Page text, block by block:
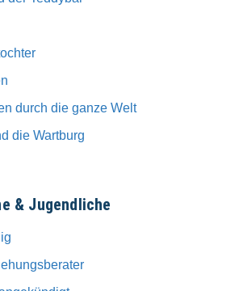
durch die ganze Welt
die Wartburg
& Jugendliche